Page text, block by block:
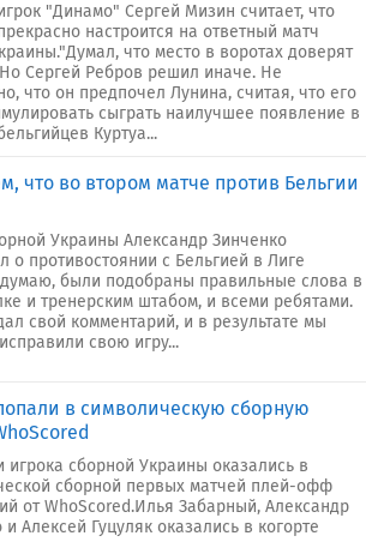
"Динамо" Сергей Мизин считает, что
настроится на ответный матч
что место в воротах доверят
Сергей Ребров решил иначе. Не
что он предпочел Лунина, считая, что его
сыграть наилучшее появление в
Куртуа...
что во втором матче против Бельгии
Украины Александр Зинченко
о противостоянии с Бельгией в Лиге
были подобраны правильные слова в
и тренерским штабом, и всеми ребятами.
свой комментарий, и в результате мы
свою игру...
в символическую сборную
игрока сборной Украины оказались в
сборной первых матчей плей-офф
от WhoScored.Илья Забарный, Александр
и Алексей Гуцуляк оказались в когорте